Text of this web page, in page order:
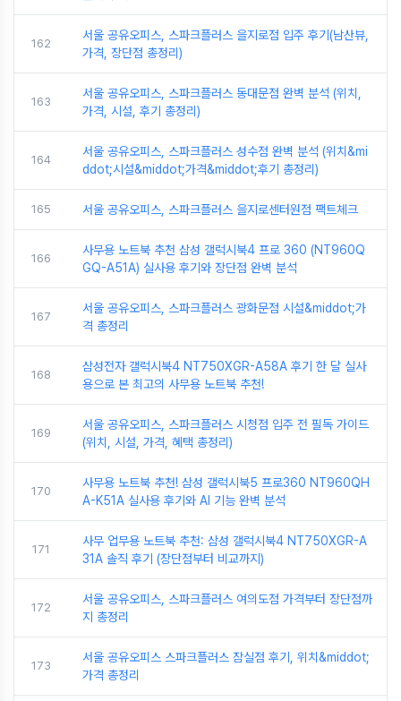
162
서울 공유오피스, 스파크플러스 을지로점 입주 후기(남산뷰,
가격, 장단점 총정리)
163
서울 공유오피스, 스파크플러스 동대문점 완벽 분석 (위치,
가격, 시설, 후기 총정리)
164
서울 공유오피스, 스파크플러스 성수점 완벽 분석 (위치&mi
ddot;시설&middot;가격&middot;후기 총정리)
165 서울 공유오피스, 스파크플러스 을지로센터원점 팩트체크
166
사무용 노트북 추천 삼성 갤럭시북4 프로 360 (NT960Q
GQ-A51A) 실사용 후기와 장단점 완벽 분석
167
서울 공유오피스, 스파크플러스 광화문점 시설&middot;가
격 총정리
168
삼성전자 갤럭시북4 NT750XGR-A58A 후기 한 달 실사
용으로 본 최고의 사무용 노트북 추천!
169
서울 공유오피스, 스파크플러스 시청점 입주 전 필독 가이드
(위치, 시설, 가격, 혜택 총정리)
170
사무용 노트북 추천! 삼성 갤럭시북5 프로360 NT960QH
A-K51A 실사용 후기와 AI 기능 완벽 분석
171
사무 업무용 노트북 추천: 삼성 갤럭시북4 NT750XGR-A
31A 솔직 후기 (장단점부터 비교까지)
172
서울 공유오피스, 스파크플러스 여의도점 가격부터 장단점까
지 총정리
173
서울 공유오피스 스파크플러스 잠실점 후기, 위치&middot;
가격 총정리